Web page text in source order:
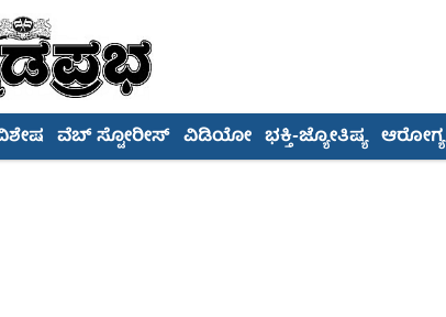
ವೆಬ್ ಸ್ಟೋರೀಸ್ ವಿಡಿಯೋ ಭಕ್ತಿ-ಜ್ಯೋತಿಷ್ಯ ಆರೋಗ್ಯ